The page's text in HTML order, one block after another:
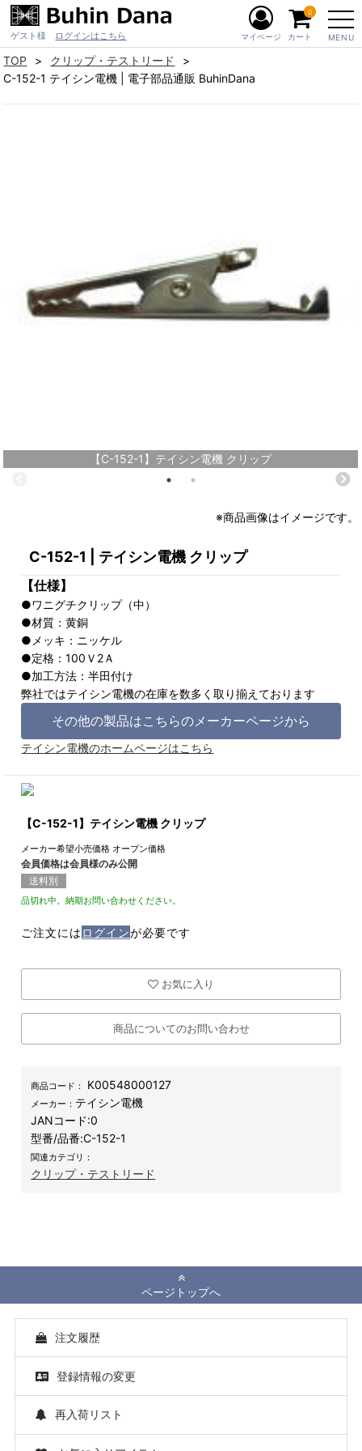
ゲスト様 ログインはこちら MENU
マイページ カート
0
TOP
クリップ・テストリード
C-152-1 テイシン電機 | 電子部品通販 BuhinDana
【C-152-1】テイシン電機 クリップ
※商品画像はイメージです。
C-152-1 | テイシン電機 クリップ
【仕様】
●ワニグチクリップ（中）
●材質：黄銅
●メッキ：ニッケル
●定格：100Ｖ2Ａ
●加工方法：半田付け
弊社ではテイシン電機の在庫を数多く取り揃えております
その他の製品はこちらのメーカーページから
テイシン電機のホームページはこちら
【C-152-1】テイシン電機 クリップ
メーカー希望小売価格 オープン価格
会員価格は会員様のみ公開
送料別
品切れ中。納期お問い合わせください。
ご注文には ログインが必要です
お気に入り
商品についてのお問い合わせ
商品コード： K00548000127
メーカー： テイシン電機
JANコード:0
型番/品番:C-152-1
関連カテゴリ：
クリップ・テストリード
ページトップへ
注文履歴
登録情報の変更
再入荷リスト